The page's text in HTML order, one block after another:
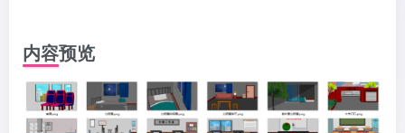
内容预览